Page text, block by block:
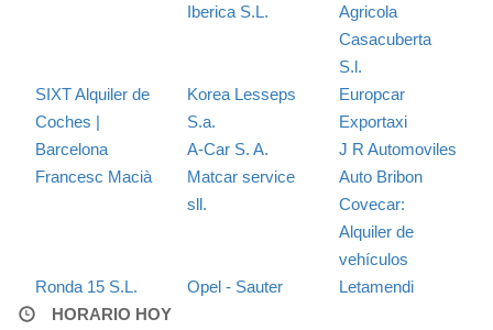
Iberica S.L.
Agricola
Casacuberta
S.l.
SIXT Alquiler de
Coches |
Barcelona
Francesc Macià
Korea Lesseps
S.a.
Europcar
Exportaxi
A-Car S. A.
J R Automoviles
Matcar service
sll.
Auto Bribon
Covecar:
Alquiler de
vehículos
Ronda 15 S.L.
Opel - Sauter
Letamendi
HORARIO HOY